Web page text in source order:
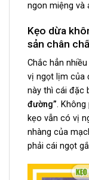
ngon miệng và
Kẹo dừa
sản chân
Chắc hẳn
vị ngọt lịm của
này thì cái đặc
đường”. Không
kẹo vẫn có vị
nhàng của
phải cái ngọt